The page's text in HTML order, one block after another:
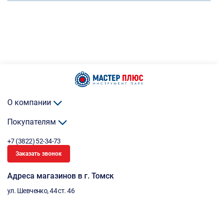
О компании
Покупателям
+7 (3822) 52-34-73
Заказать звонок
Адреса магазинов в г. Томск
ул. Шевченко, 44 ст. 46